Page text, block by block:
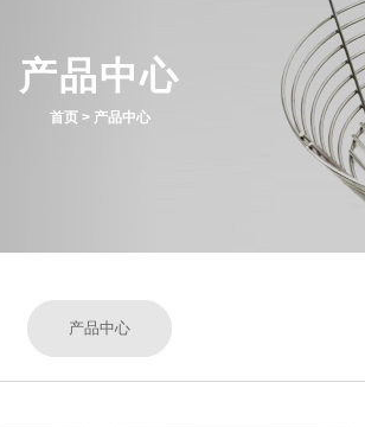
产品中心
首页> 产品中心
产品中心